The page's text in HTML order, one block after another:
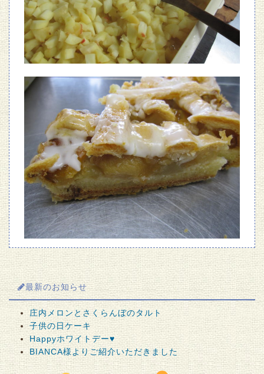
最新のお知らせ
庄内メロンとさくらんぼのタルト
子供の日ケーキ
Happyホワイトデー♥
BIANCA様よりご紹介いただきました